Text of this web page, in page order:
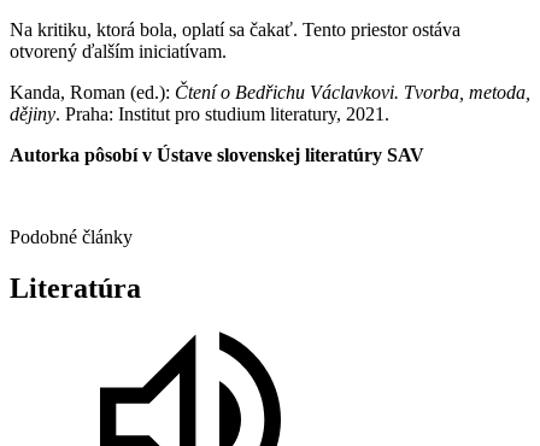
Na kritiku, ktorá bola, oplatí sa čakať. Tento priestor ostáva
otvorený ďalším iniciatívam.
Kanda, Roman (ed.): Čtení o Bedřichu Václavkovi. Tvorba, metoda,
dějiny. Praha: Institut pro studium literatury, 2021.
Autorka pôsobí v Ústave slovenskej literatúry SAV
Podobné články
Literatúra